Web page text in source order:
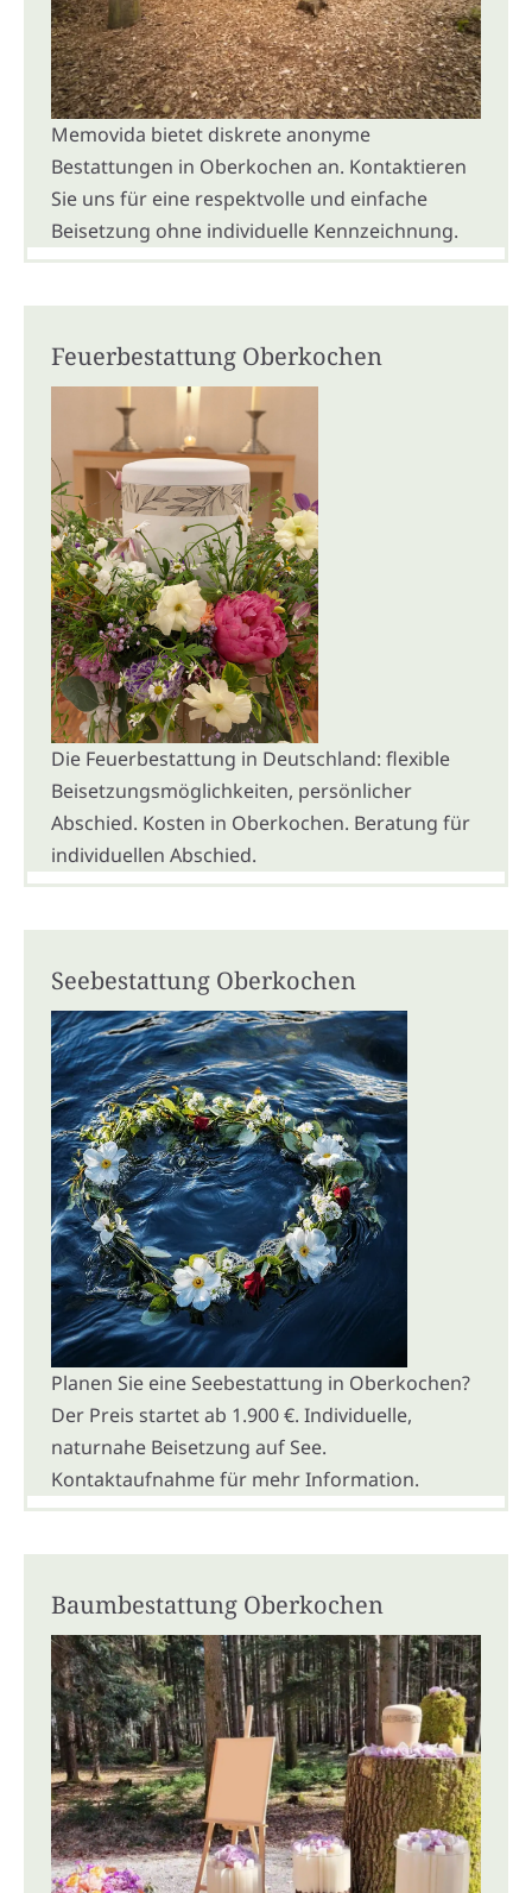
Memovida bietet diskrete anonyme
Bestattungen in Oberkochen an. Kontaktieren
Sie uns für eine respektvolle und einfache
Beisetzung ohne individuelle Kennzeichnung.
Feuerbestattung Oberkochen
Die Feuerbestattung in Deutschland: flexible
Beisetzungsmöglichkeiten, persönlicher
Abschied. Kosten in Oberkochen. Beratung für
individuellen Abschied.
Seebestattung Oberkochen
Planen Sie eine Seebestattung in Oberkochen?
Der Preis startet ab 1.900 €. Individuelle,
naturnahe Beisetzung auf See.
Kontaktaufnahme für mehr Information.
Baumbestattung Oberkochen